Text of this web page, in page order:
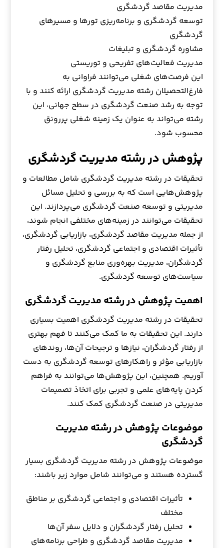
مدیریت مقاصد گردشگری
توسعه گردشگری و برنامه‌ریزی تورها و مسیرهای
گردشگری
مشاوره گردشگری و تبلیغات
مدیریت فعالیت‌های تفریحی و توریستی
این فرصت‌های شغلی می‌توانند فراوانی به
فارغ‌التحصیلان رشته مدیریت گردشگری ارائه کنند و با
توجه به رشد صنعت گردشگری در سطح جهانی، این
رشته می‌تواند به عنوان یک زمینه شغلی پررونق
محسوب شود.
پژوهش در رشته مدیریت گردشگری
تحقیقات در رشته مدیریت گردشگری شامل مطالعات و
پژوهش‌هایی است که به بررسی و تحلیل مسائل
مدیریتی و توسعه صنعت گردشگری می‌پردازند. این
تحقیقات می‌توانند در زمینه‌های مختلفی انجام شوند،
از جمله مدیریت مقاصد گردشگری، بازاریابی گردشگری،
تأثیرات اقتصادی و اجتماعی گردشگری، تحلیل رفتار
گردشگران، مدیریت بهره‌وری منابع گردشگری و
سیاست‌های توسعه گردشگری.
اهمیت پژوهش در رشته مدیریت گردشگری
تحقیقات در رشته مدیریت گردشگری اهمیت بسیاری
دارند. این تحقیقات به ما کمک می‌کنند تا فهم بهتری
از رفتار گردشگران، نیازها و ترجیحات آن‌ها، روندهای
بازاریابی مؤثر و راهکارهای توسعه گردشگری به دست
آوریم. همچنین، این پژوهش‌ها می‌توانند به فراهم
کردن پایه‌های علمی و تجربی برای اتخاذ تصمیمات
مدیریتی در صنعت گردشگری کمک کنند.
موضوعات پژوهش در رشته مدیریت
گردشگری
موضوعات پژوهش در رشته مدیریت گردشگری بسیار
گسترده هستند و می‌توانند شامل موارد زیر باشند:
تأثیرات اقتصادی و اجتماعی گردشگری بر مناطق
مختلف
تحلیل رفتار گردشگران و دلایل سفر آن‌ها
مدیریت مقاصد گردشگری و طراحی برنامه‌های